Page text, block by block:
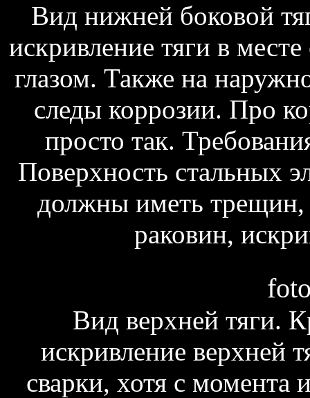
Вид нижней боковой
искривление тяги в
глазом. Также на
следы коррозии. Про
просто так.
Поверхность стальных
должны иметь трещин,
раковин,
Вид верхней тяги.
искривление верхней
сварки, хотя с момента